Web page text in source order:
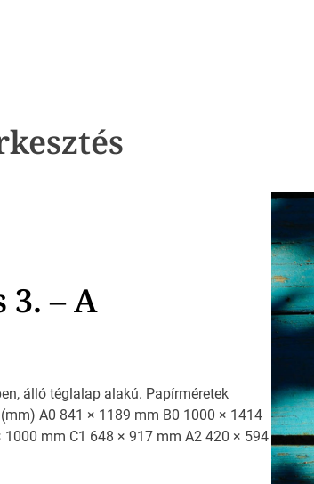
– A
álló téglalap alakú. Papírméretek
A0 841 × 1189 mm B0 1000 × 1414
mm C1 648 × 917 mm A2 420 × 594